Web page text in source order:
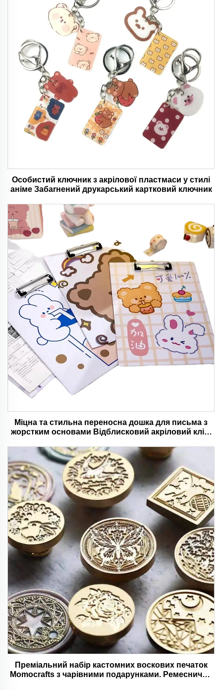
Особистий ключник з акрілової пластмаси у стилі
аніме Забarнений друкарський картковий ключник
Міцна та стильна переносна дошка для письма з
жорстким основами Відблисковий акріловий кліп-
Ідеальний для офісу та школи
Преміальний набір кастомних воскових печаток
Momocrafts з чарівними подарунками. Ремесничий